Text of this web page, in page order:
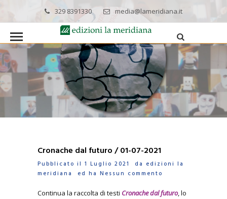
329 8391330 media@lameridiana.it
Cronache dal futuro / 01-07-2021
Pubblicato il 1 Luglio 2021 da edizioni la
meridiana
ed ha Nessun commento
Continua la raccolta di testi Cronache dal futuro, lo